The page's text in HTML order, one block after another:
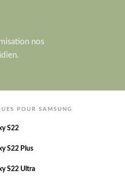
nos
POUR SAMSUNG
S22
S22 Plus
S22 Ultra